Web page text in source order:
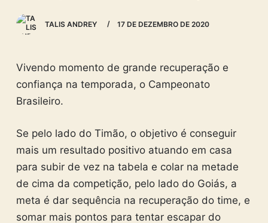
e
TALIS ANDREY 17 DE DEZEMBRO DE 2020
Vivendo momento de grande recuperação e
confiança na temporada, o Campeonato
Brasileiro.
Se pelo lado do Timão, o objetivo é conseguir
mais um resultado positivo atuando em casa
para subir de vez na tabela e colar na metade
de cima da competição, pelo lado do Goiás, a
meta é dar sequência na recuperação do time, e
somar mais pontos para tentar escapar do